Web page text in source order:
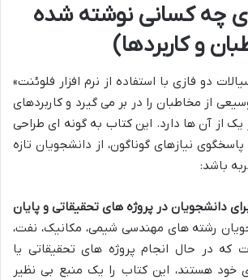
چه کسانی نوشته شده
و کاربردها)
دو فازی با استفاده از نرم افزار فلوئنت»
از مخاطبان را در بر می گیرد و کاربردهای
یک از آن ها دارد. این کتاب به گونه ای طراحی
نیازهای گوناگون، از دانشجویان تازه
باشد:
دانشجویان در پروژه های تحقیقاتی و پایان
رشته های مهندسی شیمی، مکانیک، نفت،
که در حال انجام پروژه های تحقیقاتی یا
خود هستند، این کتاب را یک منبع بی نظیر